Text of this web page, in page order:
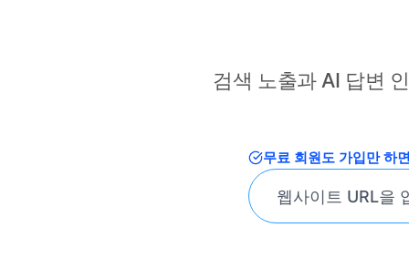
검색 노출과 AI 답변
무료 회원도 가입만 하